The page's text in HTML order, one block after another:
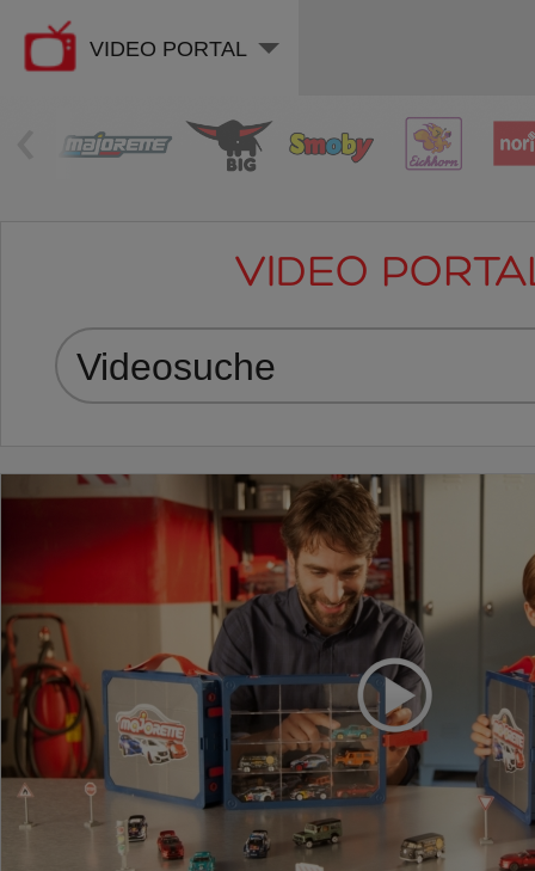
VIDEO PORTAL
VIDEO